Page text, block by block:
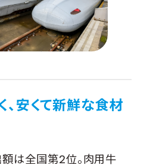
、安くて新鮮な食材
は全国第2位。肉用牛